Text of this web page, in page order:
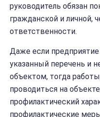
руководитель обязан
гражданской и личной,
ответственности.
Даже если
указанный перечень и
объектом, тогда
проводиться на
профилактический
профилактические